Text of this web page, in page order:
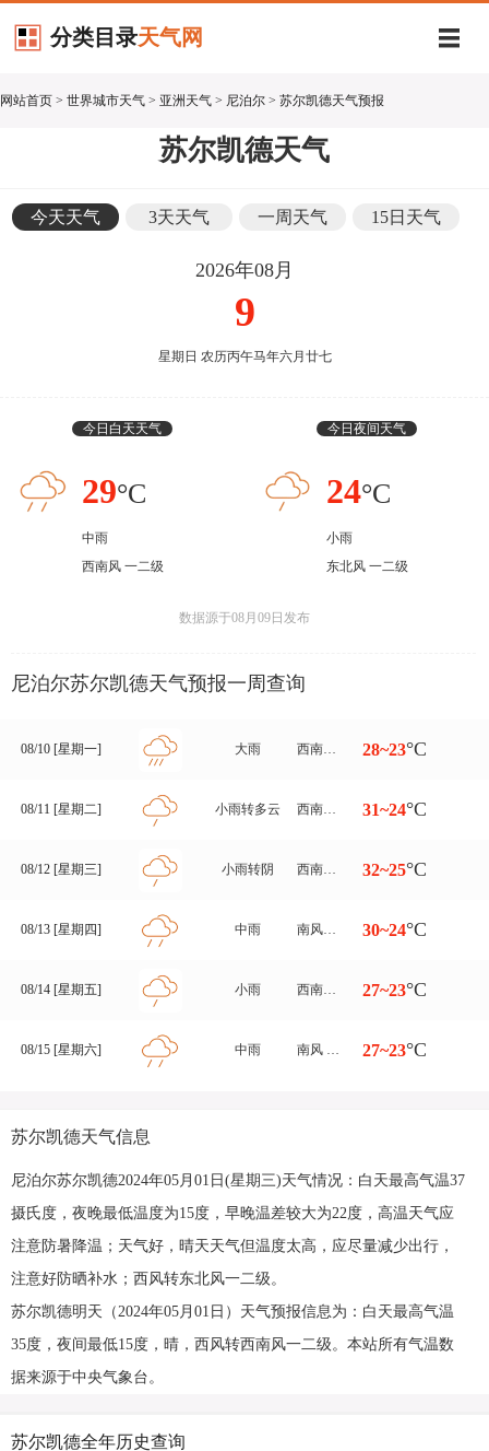
分类目录天气网
网站首页 > 世界城市天气 > 亚洲天气 > 尼泊尔 > 苏尔凯德天气预报
苏尔凯德天气
今天天气 3天天气 一周天气 15日天气
2026年08月
9
星期日 农历丙午马年六月廿七
今日白天天气
29°C
中雨
西南风 一二级
今日夜间天气
24°C
小雨
东北风 一二级
数据源于08月09日发布
尼泊尔苏尔凯德天气预报一周查询
08/10 [星期一] 大雨 西南风转东南风 一二级 28~23°C
08/11 [星期二] 小雨转多云 西南风转东北风 一二级 31~24°C
08/12 [星期三] 小雨转阴 西南风转南风 一二级 32~25°C
08/13 [星期四] 中雨 南风转东北风 一二级 30~24°C
08/14 [星期五] 小雨 西南风转南风 一二级 27~23°C
08/15 [星期六] 中雨 南风 一二级 27~23°C
苏尔凯德天气信息
尼泊尔苏尔凯德2024年05月01日(星期三)天气情况：白天最高气温37
摄氏度，夜晚最低温度为15度，早晚温差较大为22度，高温天气应
注意防暑降温；天气好，晴天天气但温度太高，应尽量减少出行，
注意好防晒补水；西风转东北风一二级。
苏尔凯德明天（2024年05月01日）天气预报信息为：白天最高气温
35度，夜间最低15度，晴，西风转西南风一二级。本站所有气温数
据来源于中央气象台。
苏尔凯德全年历史查询